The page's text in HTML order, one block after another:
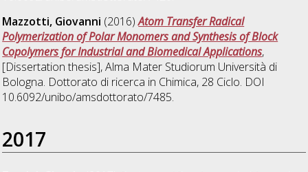
Mazzotti, Giovanni (2016)Atom Transfer Radical
Polymerization of Polar Monomers and Synthesis of Block
Copolymers for Industrial and Biomedical Applications,
[Dissertation thesis], Alma Mater Studiorum Università di
Bologna. Dottorato di ricerca in Chimica, 28 Ciclo. DOI
10.6092/unibo/amsdottorato/7485.
2017